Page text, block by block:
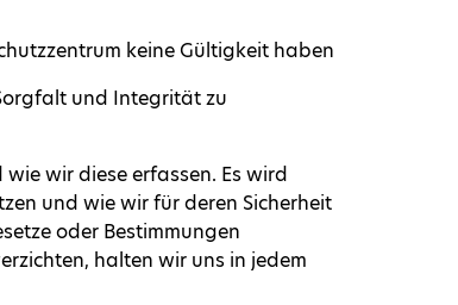
keine Gültigkeit haben
und Integrität zu
wir diese erfassen. Es wird
und wie wir für deren Sicherheit
oder Bestimmungen
halten wir uns in jedem